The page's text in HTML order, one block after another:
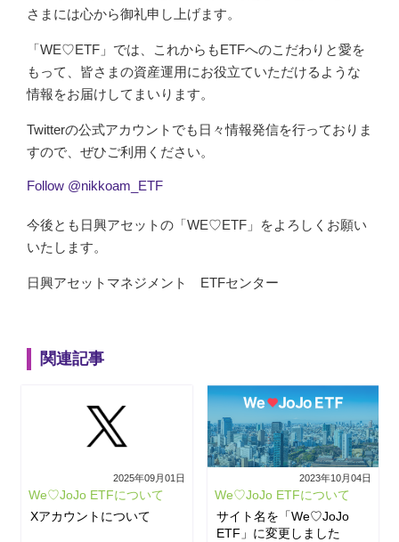
さまには心から御礼申し上げます。
「WE♡ETF」では、これからもETFへのこだわりと愛を
もって、皆さまの資産運用にお役立ていただけるような
情報をお届けしてまいります。
Twitterの公式アカウントでも日々情報発信を行っておりま
すので、ぜひご利用ください。
Follow @nikkoam_ETF
今後とも日興アセットの「WE♡ETF」をよろしくお願い
いたします。
日興アセットマネジメント ETFセンター
関連記事
2025年09月01日
We♡JoJo ETFについて
Xアカウントについて
2023年10月04日
We♡JoJo ETFについて
サイト名を「We♡JoJo
ETF」に変更しました